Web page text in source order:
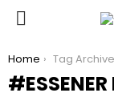
You are here:
Home Tag Archives: Essener